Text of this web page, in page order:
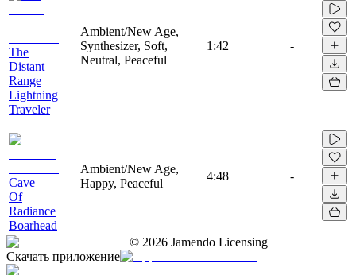
The
Distant
Range
Lightning
Traveler
Ambient/New Age,
Synthesizer, Soft,
Neutral, Peaceful
1:42 -
Cave
Of
Radiance
Boarhead
Ambient/New Age,
Happy, Peaceful
4:48 -
© 2026 Jamendo Licensing
Скачать приложение